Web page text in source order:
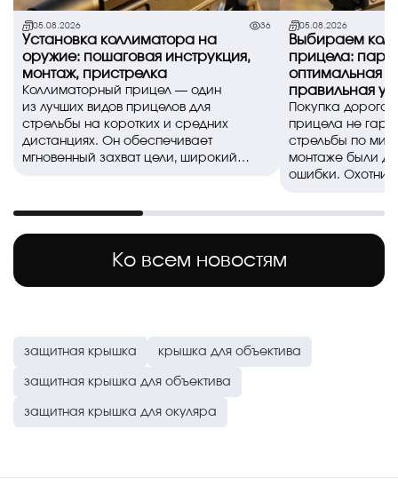
Ко всем новостям
05.08.2026 36
Установка коллиматора на
оружие: пошаговая инструкция,
монтаж, пристрелка
Коллиматорный прицел — один
из лучших видов прицелов для
стрельбы на коротких и средних
дистанциях. Он обеспечивает
мгновенный захват цели, широкий
05.08.2026
Выбираем
прицела:
оптимальная
правильная
Покупка
прицела не
стрельбы по
монтаже были
ошибки.
защитная крышка крышка для объектива
защитная крышка для объектива
защитная крышка для окуляра